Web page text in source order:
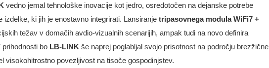
vedno jemal tehnološke inovacije kot jedro, osredotočen na dejanske potrebe
ki jih je enostavno integrirati. Lansiranje tripasovnega modula WiFi7 +
težav v domačih avdio-vizualnih scenarijih, ampak tudi na novo definira
bo LB-LINK še naprej poglabljal svojo prisotnost na področju brezžične
visokohitrostno povezljivost na tisoče gospodinjstev.